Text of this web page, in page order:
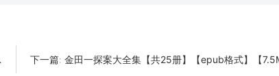
下一篇: 金田一探案大全集【共25册】【epub格式】【7.5MB】【编号：